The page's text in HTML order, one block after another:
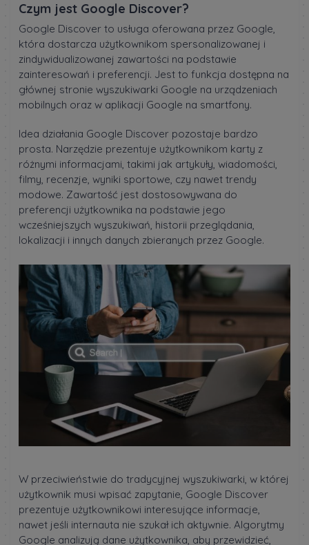
Czym jest Google Discover?
Google Discover to usługa oferowana przez Google,
która dostarcza użytkownikom spersonalizowanej i
zindywidualizowanej zawartości na podstawie
zainteresowań i preferencji. Jest to funkcja dostępna na
głównej stronie wyszukiwarki Google na urządzeniach
mobilnych oraz w aplikacji Google na smartfony.
Idea działania Google Discover pozostaje bardzo
prosta. Narzędzie prezentuje użytkownikom karty z
różnymi informacjami, takimi jak artykuły, wiadomości,
filmy, recenzje, wyniki sportowe, czy nawet trendy
modowe. Zawartość jest dostosowywana do
preferencji użytkownika na podstawie jego
wcześniejszych wyszukiwań, historii przeglądania,
lokalizacji i innych danych zbieranych przez Google.
W przeciwieństwie do tradycyjnej wyszukiwarki, w której
użytkownik musi wpisać zapytanie, Google Discover
prezentuje użytkownikowi interesujące informacje,
nawet jeśli internauta nie szukał ich aktywnie. Algorytmy
Google analizują dane użytkownika, aby przewidzieć,